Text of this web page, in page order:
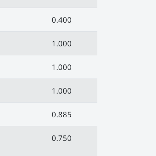
0.400
1.000
1.000
1.000
0.885
0.750